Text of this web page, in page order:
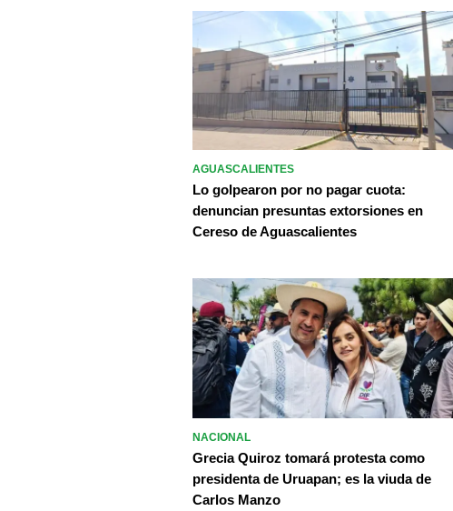
AGUASCALIENTES
Lo golpearon por no pagar cuota:
denuncian presuntas extorsiones en
Cereso de Aguascalientes
NACIONAL
Grecia Quiroz tomará protesta como
presidenta de Uruapan; es la viuda de
Carlos Manzo